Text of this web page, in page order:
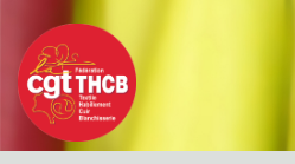
contenu
principal